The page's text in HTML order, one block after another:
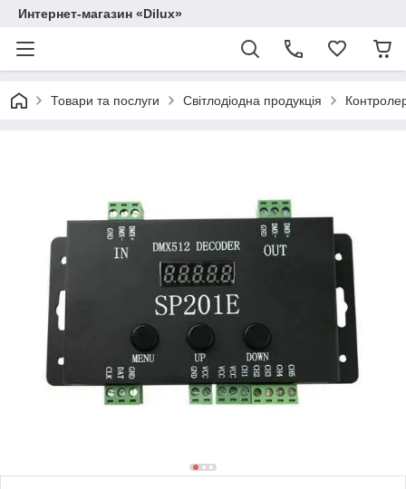
Интернет-магазин «Dilux»
Товари та послуги Світлодіодна продукція